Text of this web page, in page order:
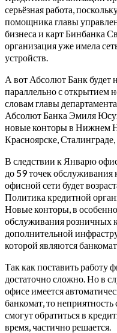
серьёзная работа,
помощника главы
бизнеса и карт Бинбанка
организация уже имела
устройств.
А вот Абсолют Банк будет
параллельно с открытием
словам главы
Абсолют Банка Эмиля
новые конторы в Нижнем
Красноярске,
В следствии к Январю
до 59 точек
офисной сети будет
Политика кредитной
Новые конторы, в
обслуживания розничных
дополнительной
которой являются
Так как поставить работу
достаточно сложно. Но в
офисе имеется
банкомат, то
смогут обратиться в
время, частично решается.